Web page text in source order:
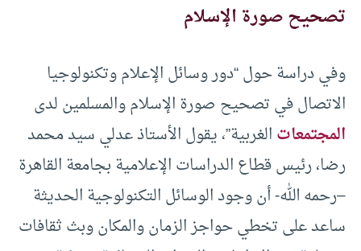
تصحيح صورة الإسلام
وفي دراسة حول “دور وسائل الإعلام وتکنولوجيا
الاتصال في تصحيح صورة الإسلام والمسلمين لدى
المجتمعاتالغربية”، يقول الأستاذ عدلي سيد محمد
رضا، رئيس قطاع الدراسات الإعلامية بجامعة القاهرة
–رحمه الله- أن وجود الوسائل التكنولوجية الحديثة
ساعد على تخطي حواجز الزمان والمکان وبث ثقافات